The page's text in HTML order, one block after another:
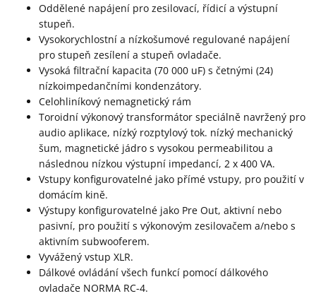
Oddělené napájení pro zesilovací, řídicí a výstupní
stupeň.
Vysokorychlostní a nízkošumové regulované napájení
pro stupeň zesílení a stupeň ovladače.
Vysoká filtrační kapacita (70 000 uF) s četnými (24)
nízkoimpedančními kondenzátory.
Celohliníkový nemagnetický rám
Toroidní výkonový transformátor speciálně navržený pro
audio aplikace, nízký rozptylový tok. nízký mechanický
šum, magnetické jádro s vysokou permeabilitou a
následnou nízkou výstupní impedancí, 2 x 400 VA.
Vstupy konfigurovatelné jako přímé vstupy, pro použití v
domácím kině.
Výstupy konfigurovatelné jako Pre Out, aktivní nebo
pasivní, pro použití s výkonovým zesilovačem a/nebo s
aktivním subwooferem.
Vyvážený vstup XLR.
Dálkové ovládání všech funkcí pomocí dálkového
ovladače NORMA RC-4.